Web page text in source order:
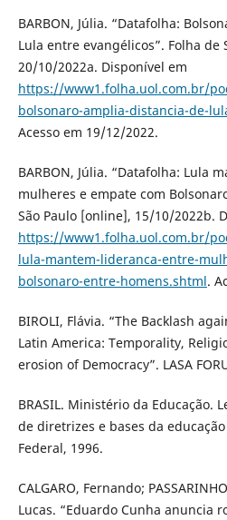
BARBON, Júlia. “Datafolha:
Lula entre evangélicos”. Folha de
20/10/2022a. Disponível em
https://www1.folha.uol.com.br/
bolsonaro-amplia-distancia-de-
Acesso em 19/12/2022.
BARBON, Júlia. “Datafolha: Lula
mulheres e empate com
São Paulo [online], 15/10/2022b.
https://www1.folha.uol.com.br/
lula-mantem-lideranca-entre-
bolsonaro-entre-homens.shtml.
BIROLI, Flávia. “The Backlash
Latin America: Temporality,
erosion of Democracy”. LASA
BRASIL. Ministério da Educação.
de diretrizes e bases da
Federal, 1996.
CALGARO, Fernando;
Lucas. “Eduardo Cunha anuncia